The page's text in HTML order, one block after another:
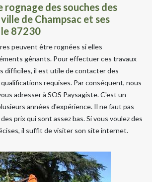
rognage des souches des
de Champsac et ses
87230
peuvent être rognées si elles
gênants. Pour effectuer ces travaux
difficiles, il est utile de contacter des
requises. Par conséquent, nous
adresser à SOS Paysagiste. C'est un
années d'expérience. Il ne faut pas
prix qui sont assez bas. Si vous voulez des
il suffit de visiter son site internet.